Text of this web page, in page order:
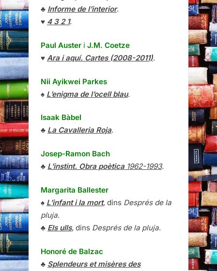
♣ Informe de l’interior.
♥ 4 3 2 1.
Paul Auster i J.M. Coetze
♥ Ara i aquí. Cartes (2008-2011).
Nii Ayikwei Parkes
♠ L’enigma de l’ocell blau.
Isaak Bàbel
♣ La Cavalleria Roja.
Josep-Ramon Bach
♣ L’instint. Obra poètica1962-1993.
Margarita Ballester
♠ L’infant i la mort, dins Després de la
pluja.
♣ Els ulls, dins Després de la pluja.
Honoré de Balzac
♣ Splendeurs et misères des